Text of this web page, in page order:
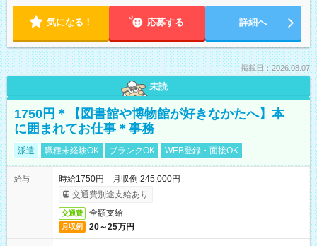
気になる！ 応募する 詳細へ
掲載日：2026.08.07
未読
1750円＊【図書館や博物館が好きなかたへ】本
に囲まれてお仕事＊事務
派遣 職種未経験OK ブランクOK WEB登録・面接OK
給与
時給1750円 月収例 245,000円
交通費別途支給あり
交通費 全額支給
月収例 20～25万円